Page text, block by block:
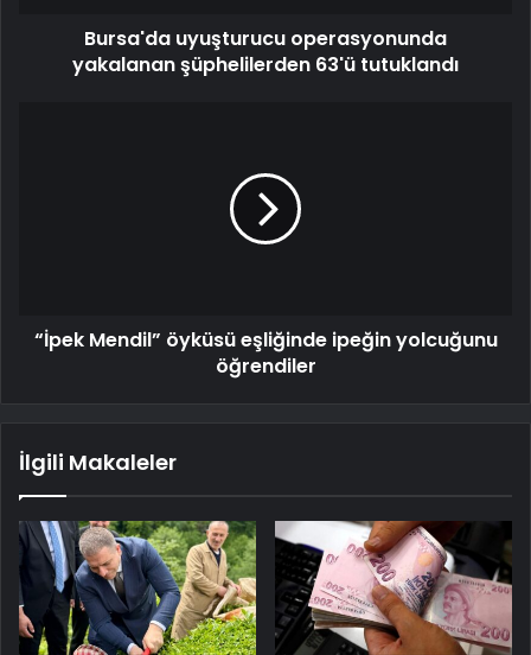
Bursa'da uyuşturucu operasyonunda
yakalanan şüphelilerden 63'ü tutuklandı
“İpek Mendil” öyküsü eşliğinde ipeğin yolcuğunu
öğrendiler
İlgili Makaleler